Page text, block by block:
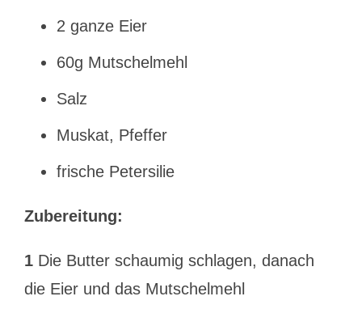
2 ganze Eier
60g Mutschelmehl
Salz
Muskat, Pfeffer
frische Petersilie
Zubereitung:
1Die Butter schaumig schlagen, danach
die Eier und das Mutschelmehl